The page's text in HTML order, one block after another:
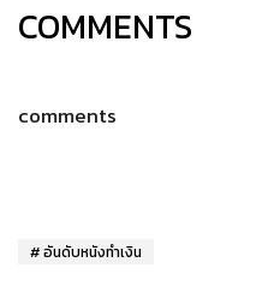
COMMENTS
comments
อันดับหนังทำเงิน